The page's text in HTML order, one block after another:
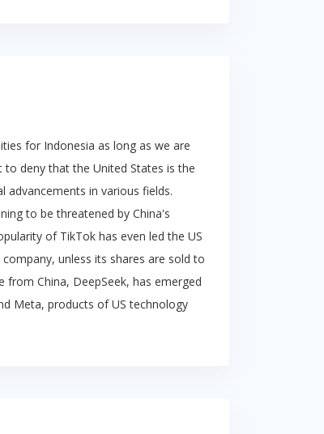
for Indonesia as long as we are
deny that the United States is the
in various fields.
to be threatened by China's
of TikTok has even led the US
unless its shares are sold to
from China, DeepSeek, has emerged
Meta, products of US technology